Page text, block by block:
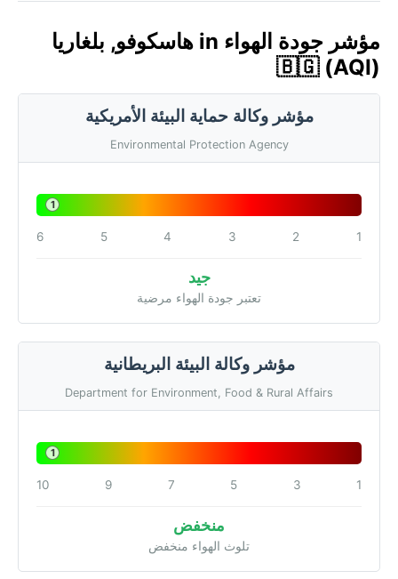
مؤشر جودة الهواء in هاسكوفو, بلغاريا
🇧🇬 (AQI)
مؤشر وكالة حماية البيئة الأمريكية
Environmental Protection Agency
1
1
2
3
4
5
6
جيد
تعتبر جودة الهواء مرضية
مؤشر وكالة البيئة البريطانية
Department for Environment, Food & Rural Affairs
1
1
3
5
7
9
10
منخفض
تلوث الهواء منخفض